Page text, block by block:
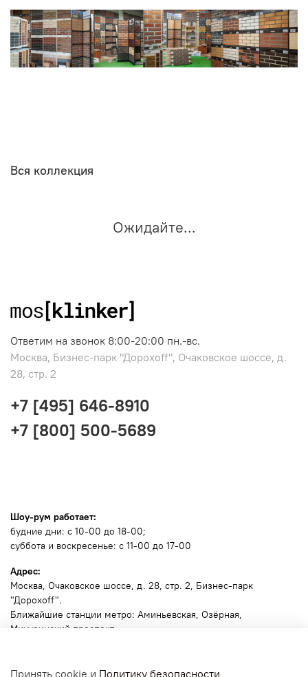
Вся коллекция
Ожидайте...
Ответим на звонок 8:00-20:00 пн.-вс.
Москва, Бизнес-парк "Дорохоff", Очаковское шоссе, д.
28, стр. 2
+7 [495] 646-8910
+7 [800] 500-5689
Шоу-рум работает:
будние дни: с 10-00 до 18-00;
суббота и воскресенье: с 11-00 до 17-00
Адрес:
Москва, Очаковское шоссе, д. 28, стр. 2, Бизнес-парк
"Дорохоff".
Ближайшие станции метро: Аминьевская, Озёрная,
Мичуринский проспект.
Принять cookie и Политику безопасности